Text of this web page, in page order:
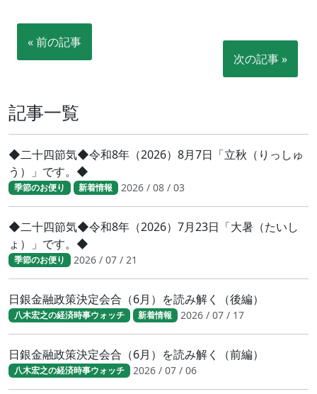
« 前の記事
次の記事 »
記事一覧
◆二十四節気◆令和8年（2026）8月7日「立秋（りっしゅ
う）」です。◆
季節のお便り 新着情報 2026 / 08 / 03
◆二十四節気◆令和8年（2026）7月23日「大暑（たいし
ょ）」です。◆
季節のお便り 2026 / 07 / 21
日銀金融政策決定会合（6月）を読み解く（後編）
八木宏之の経済時事ウォッチ 新着情報 2026 / 07 / 17
日銀金融政策決定会合（6月）を読み解く（前編）
八木宏之の経済時事ウォッチ 2026 / 07 / 06